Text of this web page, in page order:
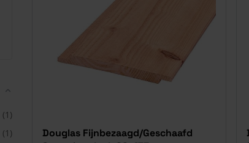
(1)
(1)
Douglas Fijnbezaagd/Geschaafd